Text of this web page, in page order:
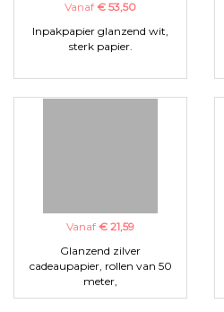
Vanaf € 53,50
Inpakpapier glanzend wit,
sterk papier.
Vanaf € 21,59
Glanzend zilver
cadeaupapier, rollen van 50
meter,